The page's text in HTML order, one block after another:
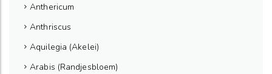
Anthericum
Anthriscus
Aquilegia (Akelei)
Arabis (Randjesbloem)